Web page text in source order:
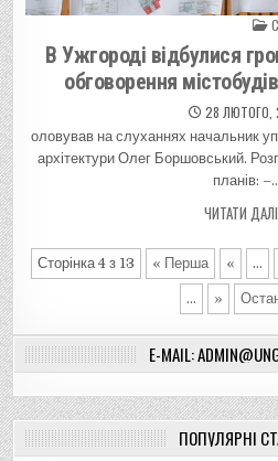
В Ужгороді відбулися
обговорення
28 ЛЮТОГО,
оловував на слуханнях начальник
архітектури Олег Боршовський.
планів:
ЧИТАТИ ДАЛІ
Сторінка 4 з 13 « Перша « ...
... »
E-MAIL:
ПОПУЛЯРНІ